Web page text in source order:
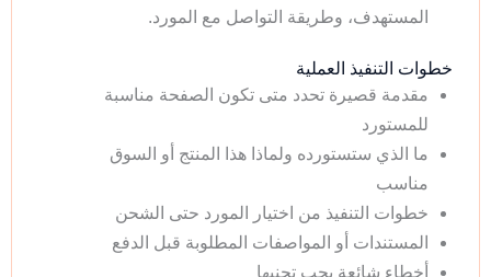
المستهدف، وطريقة التواصل مع المورد.
خطوات التنفيذ العملية
مقدمة قصيرة تحدد متى تكون الصفحة مناسبة
للمستورد
ما الذي ستستورده ولماذا هذا المنتج أو السوق
مناسب
خطوات التنفيذ من اختيار المورد حتى الشحن
المستندات أو المواصفات المطلوبة قبل الدفع
أخطاء شائعة يجب تجنبها